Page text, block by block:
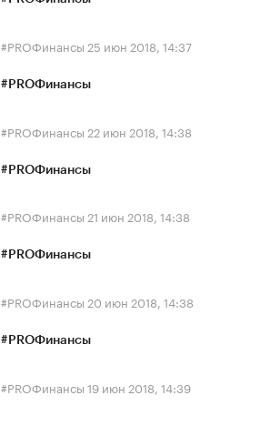
#PROФинансы 25 июн 2018, 14:37
#PROФинансы
#PROФинансы 22 июн 2018, 14:38
#PROФинансы
#PROФинансы 21 июн 2018, 14:38
#PROФинансы
#PROФинансы 20 июн 2018, 14:38
#PROФинансы
#PROФинансы 19 июн 2018, 14:39